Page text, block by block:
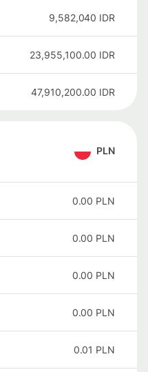
9,582,040 IDR
23,955,100.00 IDR
47,910,200.00 IDR
PLN
0.00 PLN
0.00 PLN
0.00 PLN
0.00 PLN
0.01 PLN